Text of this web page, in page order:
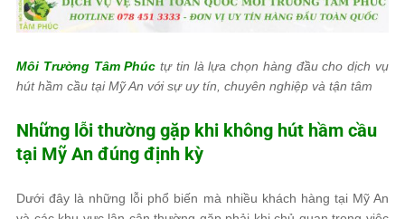
Môi Trường Tâm Phúc tự tin là lựa chọn hàng đầu cho dịch vụ
hút hầm cầu tại Mỹ An với sự uy tín, chuyên nghiệp và tận tâm
Những lỗi thường gặp khi không hút hầm cầu
tại Mỹ An đúng định kỳ
Dưới đây là những lỗi phổ biến mà nhiều khách hàng tại Mỹ An